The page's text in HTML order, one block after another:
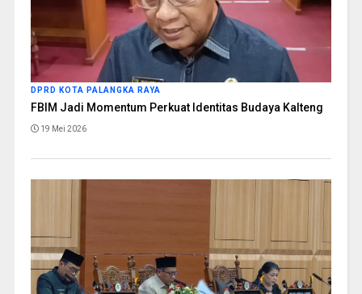
DPRD KOTA PALANGKA RAYA
FBIM Jadi Momentum Perkuat Identitas Budaya Kalteng
19 Mei 2026